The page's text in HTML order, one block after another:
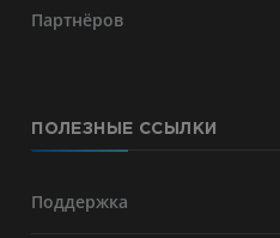
Партнёров
ПОЛЕЗНЫЕ ССЫЛКИ
Поддержка